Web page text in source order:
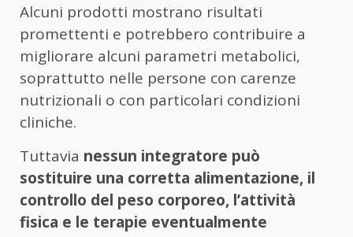
Alcuni prodotti mostrano risultati
promettenti e potrebbero contribuire a
migliorare alcuni parametri metabolici,
soprattutto nelle persone con carenze
nutrizionali o con particolari condizioni
cliniche.
Tuttavia nessun integratore può
sostituire una corretta alimentazione, il
controllo del peso corporeo, l’attività
fisica e le terapie eventualmente